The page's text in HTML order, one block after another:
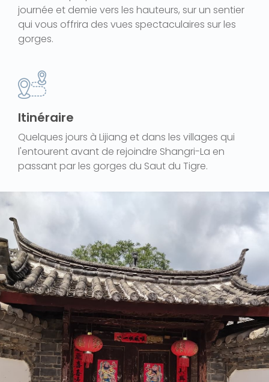
journée et demie vers les hauteurs, sur un sentier
qui vous offrira des vues spectaculaires sur les
gorges.
Itinéraire
Quelques jours à Lijiang et dans les villages qui
l'entourent avant de rejoindre Shangri-La en
passant par les gorges du Saut du Tigre.